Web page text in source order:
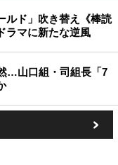
ルド」吹き替え《棒読
ラマに新たな逆風
…山口組・司組長「7